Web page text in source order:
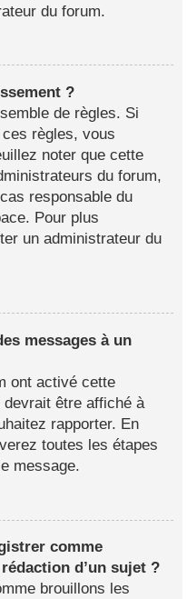
du forum.
?
de règles. Si
règles, vous
noter que cette
du forum,
responsable du
Pour plus
un administrateur du
messages à un
ont activé cette
devrait être affiché à
rapporter. En
toutes les étapes
message.
comme
d’un sujet ?
brouillons les